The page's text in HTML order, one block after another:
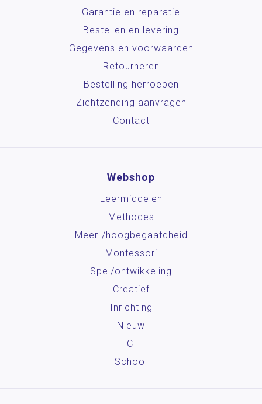
Garantie en reparatie
Bestellen en levering
Gegevens en voorwaarden
Retourneren
Bestelling herroepen
Zichtzending aanvragen
Contact
Webshop
Leermiddelen
Methodes
Meer-/hoog­begaafdheid
Montessori
Spel/ontwikkeling
Creatief
Inrichting
Nieuw
ICT
School